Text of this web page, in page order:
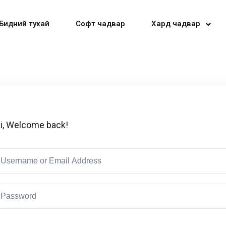
тухай Софт чадвар Хард чадвар
Welcome back!
Don’t have an account?Sign up